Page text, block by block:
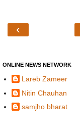
‹
ONLINE NEWS NETWORK
Lareb Zameer
Nitin Chauhan
samjho bharat